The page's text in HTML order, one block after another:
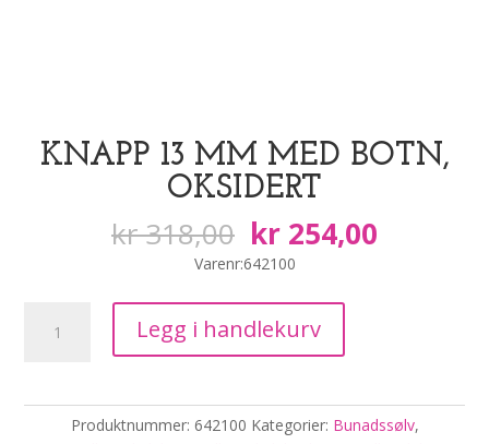
KNAPP 13 MM MED BOTN,
OKSIDERT
kr318,00 Opprinnelig
pris
var:
kr 318,00.
kr 254,00
Varenr:642100
Legg i handlekurv
Produktnummer: 642100 Kategorier: Bunadssølv,